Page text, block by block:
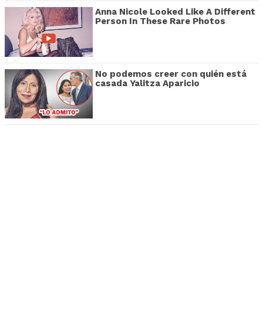
Anna Nicole Looked Like A Different
Person In These Rare Photos
No podemos creer con quién está
casada Yalitza Aparicio